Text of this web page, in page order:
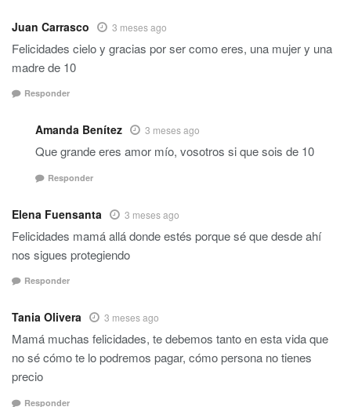
Juan Carrasco 3 meses ago
Felicidades cielo y gracias por ser como eres, una mujer y una
madre de 10
Responder
Amanda Benítez 3 meses ago
Que grande eres amor mío, vosotros si que sois de 10
Responder
Elena Fuensanta 3 meses ago
Felicidades mamá allá donde estés porque sé que desde ahí
nos sigues protegiendo
Responder
Tania Olivera 3 meses ago
Mamá muchas felicidades, te debemos tanto en esta vida que
no sé cómo te lo podremos pagar, cómo persona no tienes
precio
Responder